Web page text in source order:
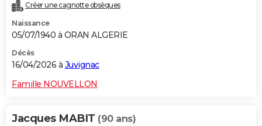
Créer une cagnotte obsèques
Naissance
05/07/1940 à ORAN ALGERIE
Décès
16/04/2026 à Juvignac
Famille NOUVELLON
Jacques MABIT (90 ans)